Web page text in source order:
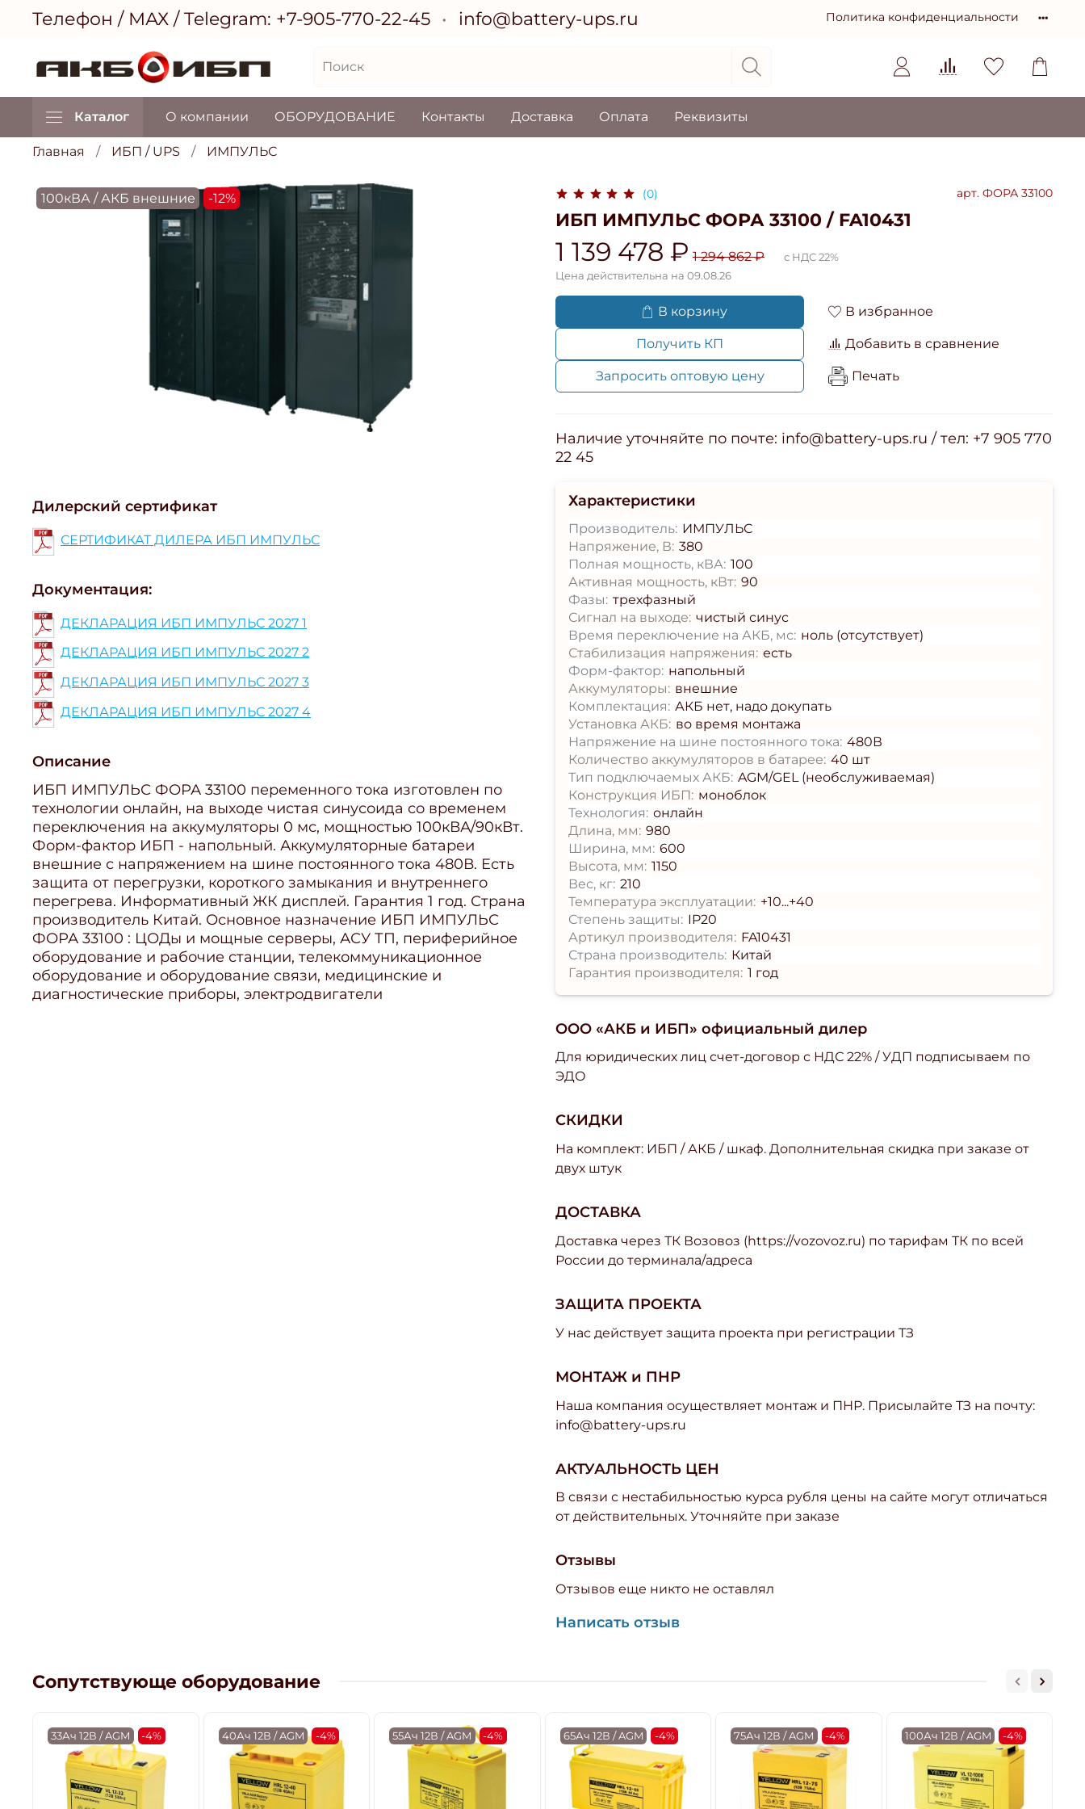
Политика конфиденциальности
Телефон / МАХ / Telegram: +7-905-770-22-45 info@battery-ups.ru
Каталог О компании ОБОРУДОВАНИЕ Контакты Доставка Оплата Реквизиты
Главная ИБП / UPS ИМПУЛЬС
Дилерский сертификат
СЕРТИФИКАТ ДИЛЕРА ИБП ИМПУЛЬС
Документация:
ДЕКЛАРАЦИЯ ИБП ИМПУЛЬС 2027 1
ДЕКЛАРАЦИЯ ИБП ИМПУЛЬС 2027 2
ДЕКЛАРАЦИЯ ИБП ИМПУЛЬС 2027 3
ДЕКЛАРАЦИЯ ИБП ИМПУЛЬС 2027 4
Описание
ИБП ИМПУЛЬС ФОРА 33100 переменного тока изготовлен по
технологии онлайн, на выходе чистая синусоида со временем
переключения на аккумуляторы 0 мс, мощностью 100кВА/90кВт.
Форм-фактор ИБП - напольный. Аккумуляторные батареи
внешние с напряжением на шине постоянного тока 480В. Есть
защита от перегрузки, короткого замыкания и внутреннего
перегрева. Информативный ЖК дисплей. Гарантия 1 год. Страна
производитель Китай. Основное назначение ИБП ИМПУЛЬС
ФОРА 33100 : ЦОДы и мощные серверы, АСУ ТП, периферийное
оборудование и рабочие станции, телекоммуникационное
оборудование и оборудование связи, медицинские и
диагностические приборы, электродвигатели
100кВА / АКБ внешние -12% (0) арт. ФОРА 33100
ИБП ИМПУЛЬС ФОРА 33100 / FA10431
1 139 478 ₽ 1 294 862 ₽
с НДС 22%
Цена действительна на 09.08.26
В корзину
Получить КП
Запросить оптовую цену
В избранное
Добавить в сравнение
Печать
Наличие уточняйте по почте: info@battery-ups.ru / тел: +7 905 770
22 45
ООО «АКБ и ИБП» официальный дилер
Для юридических лиц счет-договор с НДС 22% / УДП подписываем по
ЭДО
СКИДКИ
На комплект: ИБП / АКБ / шкаф. Дополнительная скидка при заказе от
двух штук
ДОСТАВКА
Доставка через ТК Возовоз (https://vozovoz.ru) по тарифам ТК по всей
России до терминала/адреса
ЗАЩИТА ПРОЕКТА
У нас действует защита проекта при регистрации ТЗ
МОНТАЖ и ПНР
Наша компания осуществляет монтаж и ПНР. Присылайте ТЗ на почту:
info@battery-ups.ru
АКТУАЛЬНОСТЬ ЦЕН
В связи с нестабильностью курса рубля цены на сайте могут отличаться
от действительных. Уточняйте при заказе
Характеристики
Производитель: ИМПУЛЬС
Напряжение, В: 380
Полная мощность, кВА: 100
Активная мощность, кВт: 90
Фазы: трехфазный
Сигнал на выходе: чистый синус
Время переключение на АКБ, мс: ноль (отсутствует)
Стабилизация напряжения: есть
Форм-фактор: напольный
Аккумуляторы: внешние
Комплектация: АКБ нет, надо докупать
Установка АКБ: во время монтажа
Напряжение на шине постоянного тока: 480В
Количество аккумуляторов в батарее: 40 шт
Тип подключаемых АКБ: AGM/GEL (необслуживаемая)
Конструкция ИБП: моноблок
Технология: онлайн
Длина, мм: 980
Ширина, мм: 600
Высота, мм: 1150
Вес, кг: 210
Температура эксплуатации: +10...+40
Степень защиты: IP20
Артикул производителя: FA10431
Страна производитель: Китай
Гарантия производителя: 1 год
Отзывы
Отзывов еще никто не оставлял
Написать отзыв
Сопутствующе оборудование
33Ач 12В / AGM -4% 40Ач 12В / AGM -4% 55Ач 12В / AGM -4% 65Ач 12В / AGM -4% 75Ач 12В / AGM -4% 100Ач 12В / AGM -4%